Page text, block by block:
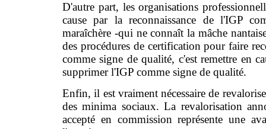
D'autre part, les organisations
cause par la reconnaissance de l'IGP
maraîchère -qui ne connaît la mâche
des procédures de certification pour faire
comme signe de qualité, c'est remettre en
supprimer l'IGP comme signe de qualité.
Enfin, il est vraiment nécessaire de
des minima sociaux. La revalorisation
accepté en commission représente une